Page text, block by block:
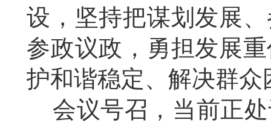
设，坚持把谋划发展
参政议政，勇担发展
护和谐稳定、解决群
会议号召，当前正